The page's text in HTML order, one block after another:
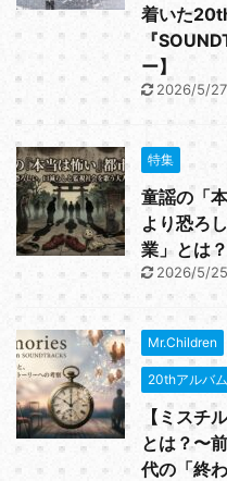
着いた
『
ー】
2026/5/27
特集
童謡の「
より恐ろ
業」とは
2026/5/25
Mr.Children
20thアルバ
【ミスチ
とは？〜
代の「終